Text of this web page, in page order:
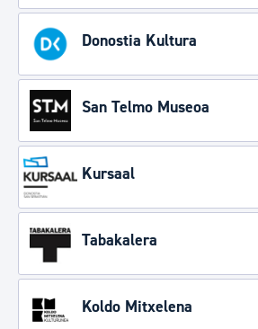
Donostia Kultura
San Telmo Museoa
Kursaal
Tabakalera
Koldo Mitxelena